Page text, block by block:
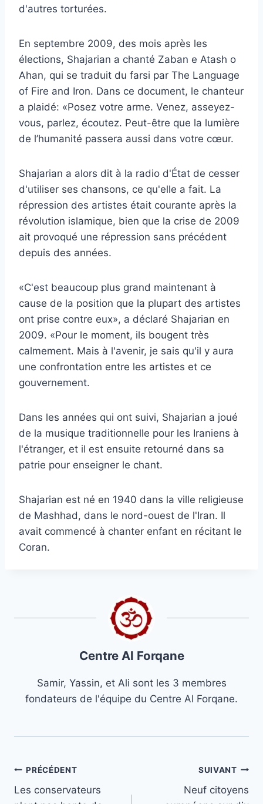
d'autres torturées.
En septembre 2009, des mois après les
élections, Shajarian a chanté Zaban e Atash o
Ahan, qui se traduit du farsi par The Language
of Fire and Iron. Dans ce document, le chanteur
a plaidé: «Posez votre arme. Venez, asseyez-
vous, parlez, écoutez. Peut-être que la lumière
de l’humanité passera aussi dans votre cœur.
Shajarian a alors dit à la radio d'État de cesser
d'utiliser ses chansons, ce qu'elle a fait. La
répression des artistes était courante après la
révolution islamique, bien que la crise de 2009
ait provoqué une répression sans précédent
depuis des années.
«C'est beaucoup plus grand maintenant à
cause de la position que la plupart des artistes
ont prise contre eux», a déclaré Shajarian en
2009. «Pour le moment, ils bougent très
calmement. Mais à l'avenir, je sais qu'il y aura
une confrontation entre les artistes et ce
gouvernement.
Dans les années qui ont suivi, Shajarian a joué
de la musique traditionnelle pour les Iraniens à
l'étranger, et il est ensuite retourné dans sa
patrie pour enseigner le chant.
Shajarian est né en 1940 dans la ville religieuse
de Mashhad, dans le nord-ouest de l'Iran. Il
avait commencé à chanter enfant en récitant le
Coran.
Centre Al Forqane
Samir, Yassin, et Ali sont les 3 membres
fondateurs de l'équipe du Centre Al Forqane.
Navigation
de
PRÉCÉDENT
Les conservateurs
SUIVANT
Neuf citoyens